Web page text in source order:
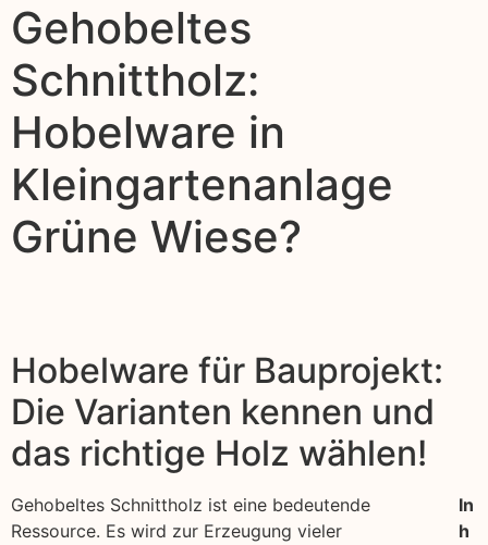
Gehobeltes
Schnittholz:
Hobelware in
Kleingartenanlage
Grüne Wiese?
Hobelware für Bauprojekt:
Die Varianten kennen und
das richtige Holz wählen!
Gehobeltes Schnittholz ist eine bedeutende
Ressource. Es wird zur Erzeugung vieler
In
h